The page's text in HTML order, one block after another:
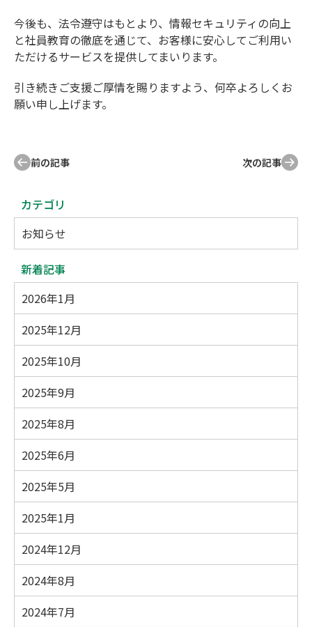
今後も、法令遵守はもとより、情報セキュリティの向上
と社員教育の徹底を通じて、お客様に安心してご利用い
ただけるサービスを提供してまいります。
引き続きご支援ご厚情を賜りますよう、何卒よろしくお
願い申し上げます。
前の記事 次の記事
カテゴリ
お知らせ
新着記事
2026年1月
2025年12月
2025年10月
2025年9月
2025年8月
2025年6月
2025年5月
2025年1月
2024年12月
2024年8月
2024年7月